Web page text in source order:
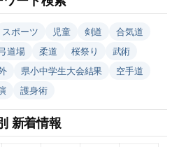
スポーツ 児童 剣道
合気道
道場 柔道 桜祭り
武術
県小中学生大会結果
空手道
護身術
新着情報